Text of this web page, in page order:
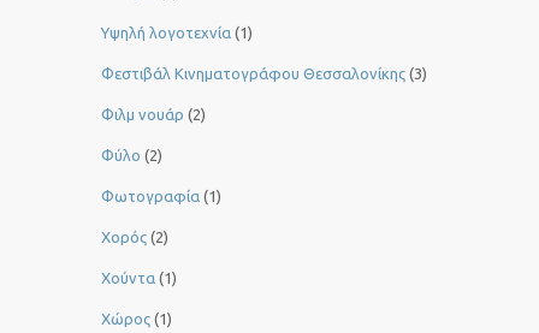
Yψηλή λογοτεχνία (1)
Φεστιβάλ Κινηματογράφου Θεσσαλονίκης (3)
Φιλμ νουάρ (2)
Φύλο (2)
Φωτογραφία (1)
Χορός (2)
Χούντα (1)
Χώρος (1)